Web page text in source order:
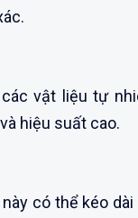
vật liệu tự
hiệu suất cao.
có thể kéo